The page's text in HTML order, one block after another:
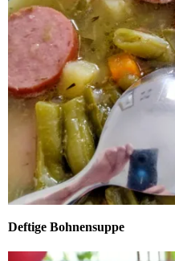
Deftige Bohnensuppe